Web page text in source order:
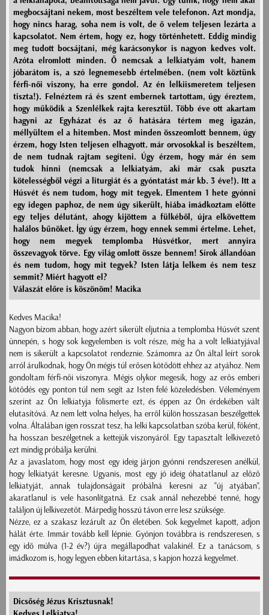
megbocsájtani nekem, most beszéltem vele telefonon. Azt mondja,
hogy nincs harag, soha nem is volt, de ő velem teljesen lezárta a
kapcsolatot. Nem értem, hogy ez, hogy történhetett. Eddig mindig
meg tudott bocsájtani, még karácsonykor is nagyon kedves volt.
Azóta elromlott minden. Ő nemcsak a lelkiatyám volt, hanem
jóbarátom is, a szó legnemesebb értelmében. (nem volt köztünk
férfi-női viszony, ha erre gondol. Az én lelkiismeretem teljesen
tiszta!). Felnéztem rá és szent embernek tartottam, úgy éreztem,
hogy működik a Szenlélkek rajta keresztül. Több éve ott akartam
hagyni az Egyházat és az ő hatására tértem meg igazán,
méllyültem el a hitemben. Most minden összeomlott bennem, úgy
érzem, hogy Isten teljesen elhagyott. már orvosokkal is beszéltem,
de nem tudnak rajtam segíteni. Úgy érzem, hogy már én sem
tudok hinni (nemcsak a lelkiatyám, aki már csak puszta
kötelességből végzi a liturgiát és a gyóntatást már kb. 3 éve!). Itt a
Húsvét és nem tudom, hogy mit tegyek. Elmentem 1 hete gyónni
egy idegen paphoz, de nem úgy sikerült, hiába imádkoztam előtte
egy teljes délutánt, ahogy kijöttem a fülkéből, újra elkövettem
halálos bűnöket. Így úgy érzem, hogy ennek semmi értelme. Lehet,
hogy nem megyek templomba Húsvétkor, mert annyira
összevagyok törve. Egy világ omlott össze bennem! Sírok állandóan
és nem tudom, hogy mit tegyek? Isten látja lelkem és nem tesz
semmit? Miért hagyott el?
Válaszát előre is köszönöm! Macika
Kedves Macika!
Nagyon bízom abban, hogy azért sikerült eljutnia a templomba Húsvét szent
ünnepén, s hogy sok kegyelemben is volt része, még ha a volt lelkiatyjával
nem is sikerült a kapcsolatot rendeznie. Számomra az Ön által leírt sorok
arról árulkodnak, hogy Ön mégis túl erősen kötődött ehhez az atyához. Nem
gondoltam férfi-női viszonyra. Mégis olykor megesik, hogy az erős emberi
kötődés egy ponton túl nem segít az Isten felé közeledésben. Véleményem
szerint az Ön lelkiatyja fölismerte ezt, és éppen az Ön érdekében vált
elutasítóvá. Az nem lett volna helyes, ha erről külön hosszasan beszélgettek
volna. Általában igen rosszat tesz, ha lelki kapcsolatban szóba kerül, főként,
ha hosszan beszélgetnek a kettejük viszonyáról. Egy tapasztalt lelkivezető
ezt mindig próbálja kerülni.
Az a javaslatom, hogy most egy ideig járjon gyónni rendszeresen anélkül,
hogy lelkiatyát keresne. Ugyanis, most egy jó ideig óhatatlanul az előző
lelkiatyját, annak tulajdonságait próbálná keresni az "új atyában",
akaratlanul is vele hasonlítgatná. Ez csak annál nehezebbé tenné, hogy
találjon új lelkivezetőt. Márpedig hosszú távon erre lesz szüksége.
Nézze, ez a szakasz lezárult az Ön életében. Sok kegyelmet kapott, adjon
hálát érte. Immár tovább kell lépnie. Gyónjon továbbra is rendszeresen, s
egy idő múlva (1-2 év?) újra megállapodhat valakinél. Ez a tanácsom, s
imádkozom is, hogy legyen ebben kitartása, s kapjon hozzá kegyelmet.
Dicsőség Jézus Krisztusnak!